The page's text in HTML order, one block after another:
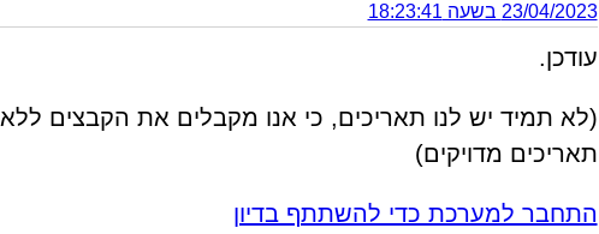
23/04/2023 בשעה 18:23:41
עודכן.
(לא תמיד יש לנו תאריכים, כי אנו מקבלים את הקבצים ללא
תאריכים מדויקים)
התחבר למערכת כדי להשתתף בדיון